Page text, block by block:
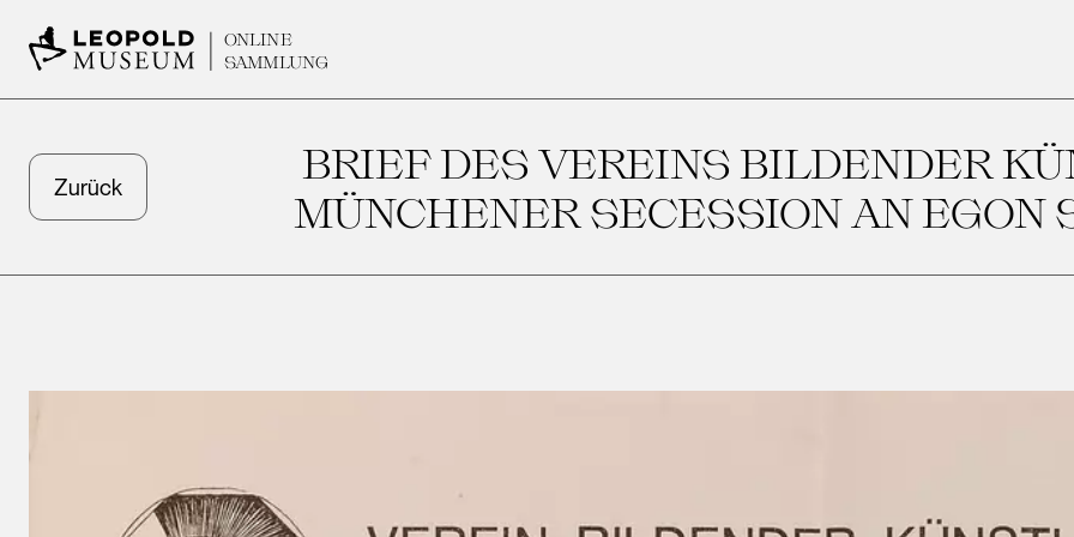
ONLINE
SAMMLUNG
Zurück
BRIEF DES VEREINS BILDENDER
MÜNCHENER SECESSION AN EGON